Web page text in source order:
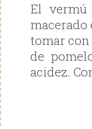
El
macerado
tomar
de
acidez.